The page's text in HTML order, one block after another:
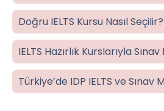
Doğru IELTS Kursu Nasıl Seçilir?
IELTS Hazırlık Kurslarıyla Sınav
Türkiye’de IDP IELTS ve Sınav